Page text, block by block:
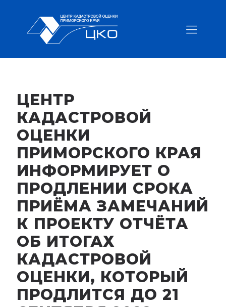
ЦЕНТР
КАДАСТРОВОЙ
ОЦЕНКИ
ПРИМОРСКОГО КРАЯ
ИНФОРМИРУЕТ О
ПРОДЛЕНИИ СРОКА
ПРИЁМА ЗАМЕЧАНИЙ
К ПРОЕКТУ ОТЧЁТА
ОБ ИТОГАХ
КАДАСТРОВОЙ
ОЦЕНКИ, КОТОРЫЙ
ПРОДЛИТСЯ ДО 21